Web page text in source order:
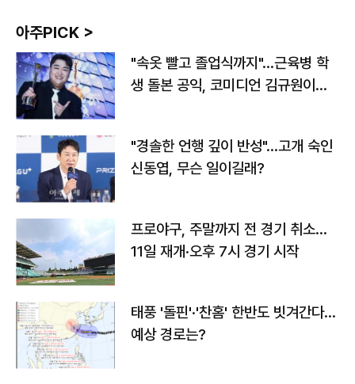
아주PICK >
"속옷 빨고 졸업식까지"…근육병 학
생 돌본 공익, 코미디언 김규원이었
"경솔한 언행 깊이 반성"…고개 숙인
신동엽, 무슨 일이길래?
프로야구, 주말까지 전 경기 취소…
11일 재개·오후 7시 경기 시작
태풍 '돌핀'·'찬홈' 한반도 빗겨간다…
예상 경로는?